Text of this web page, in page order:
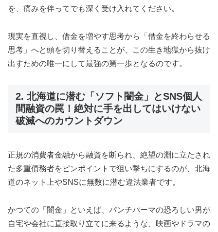
を、痛みを伴ってでも深く受け入れてください。
現実を直視し、借金を増やす思考から「借金を終わらせる
思考」へと頭を切り替えることが、この生き地獄から抜け
出すための唯一にして最強の第一歩となるのです。
2. 北海道に潜む「ソフト闇金」とSNS個人
間融資の罠！絶対に手を出してはいけない
破滅へのカウントダウン
正規の消費者金融から融資を断られ、絶望の淵に立たされ
た多重債務者をピンポイントで狙い撃ちにするのが、北海
道のネット上やSNSに無数に潜む違法業者です。
かつての「闇金」といえば、パンチパーマの恐ろしい男が
自宅や会社に直接取り立てに来るような、映画やドラマの